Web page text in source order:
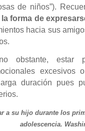
de niños”).
forma de
hacia sus
obstante, estar
excesivos
duración pues
a su hijo durante los
adolescencia.